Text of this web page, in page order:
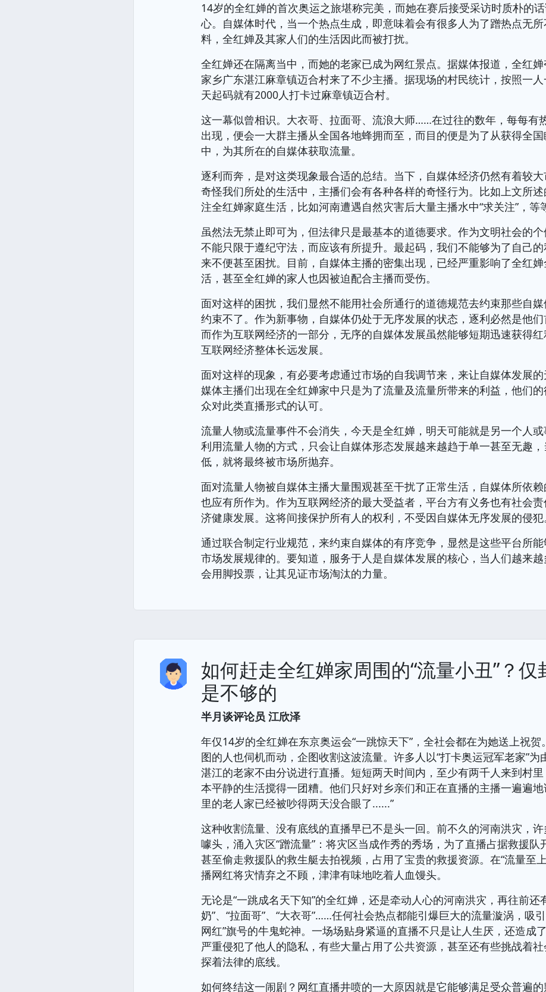
14岁的全红婵的首次奥运之旅堪称完美，而她在赛后接受采访时质朴的
心。自媒体时代，当一个热点生成，即意味着会有很多人为了蹭热点无
料，全红婵及其家人们的生活因此而被打扰。
全红婵还在隔离当中，而她的老家已成为网红景点。据媒体报道，全红
家乡广东湛江麻章镇迈合村来了不少主播。据现场的村民统计，按照一
天起码就有2000人打卡过麻章镇迈合村。
这一幕似曾相识。大衣哥、拉面哥、流浪大师……在过往的数年，每每有
出现，便会一大群主播从全国各地蜂拥而至，而目的便是为了从获得全
中，为其所在的自媒体获取流量。
逐利而奔，是对这类现象最合适的总结。当下，自媒体经济仍然有着较
奇怪我们所处的生活中，主播们会有各种各样的奇怪行为。比如上文所
注全红婵家庭生活，比如河南遭遇自然灾害后大量主播水中“求关注”，等
虽然法无禁止即可为，但法律只是最基本的道德要求。作为文明社会的
不能只限于遵纪守法，而应该有所提升。最起码，我们不能够为了自己
来不便甚至困扰。目前，自媒体主播的密集出现，已经严重影响了全红
活，甚至全红婵的家人也因被迫配合主播而受伤。
面对这样的困扰，我们显然不能用社会所通行的道德规范去约束那些自
约束不了。作为新事物，自媒体仍处于无序发展的状态，逐利必然是他们
而作为互联网经济的一部分，无序的自媒体发展虽然能够短期迅速获得
互联网经济整体长远发展。
面对这样的现象，有必要考虑通过市场的自我调节来，来让自媒体发展
媒体主播们出现在全红婵家中只是为了流量及流量所带来的利益，他们
众对此类直播形式的认可。
流量人物或流量事件不会消失，今天是全红婵，明天可能就是另一个人
利用流量人物的方式，只会让自媒体形态发展越来越趋于单一甚至无趣
低，就将最终被市场所抛弃。
面对流量人物被自媒体主播大量围观甚至干扰了正常生活，自媒体所依
也应有所作为。作为互联网经济的最大受益者，平台方有义务也有社会
济健康发展。这将间接保护所有人的权利，不受因自媒体无序发展的侵犯
通过联合制定行业规范，来约束自媒体的有序竞争，显然是这些平台所
市场发展规律的。要知道，服务于人是自媒体发展的核心，当人们越来
会用脚投票，让其见证市场淘汰的力量。
如何赶走全红婵家周围的“流量小丑”？仅
是不够的
半月谈评论员 江欣泽
年仅14岁的全红婵在东京奥运会“一跳惊天下”，全社会都在为她送上祝
图的人也伺机而动，企图收割这波流量。许多人以“打卡奥运冠军老家”为
湛江的老家不由分说进行直播。短短两天时间内，至少有两千人来到村
本平静的生活搅得一团糟。他们只好对乡亲们和正在直播的主播一遍遍地
里的老人家已经被吵得两天没合眼了......”
这种收割流量、没有底线的直播早已不是头一回。前不久的河南洪灾，
噱头，涌入灾区“蹭流量”：将灾区当成作秀的秀场，为了直播占据救援队
甚至偷走救援队的救生艇去拍视频，占用了宝贵的救援资源。在“流量至
播网红将灾情弃之不顾，津津有味地吃着人血馒头。
无论是“一跳成名天下知”的全红婵，还是牵动人心的河南洪灾，再往前还
奶”、“拉面哥”、“大衣哥”……任何社会热点都能引爆巨大的流量漩涡，吸
网红”旗号的牛鬼蛇神。一场场贴身紧逼的直播不只是让人生厌，还造成
严重侵犯了他人的隐私，有些大量占用了公共资源，甚至还有些挑战着
探着法律的底线。
如何终结这一闹剧？网红直播井喷的一大原因就是它能够满足受众普遍